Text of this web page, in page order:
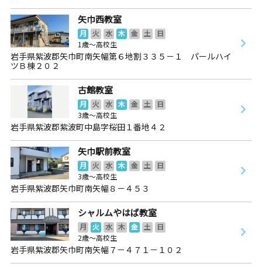
矢巾西教室
月 火 水 木 金 土
日
1歳～高校生
岩手県紫波郡矢巾町南矢幅第６地割３３５－１ パールハイ
ツＢ棟２０２
古館教室
月 火 水 木 金 土
日
3歳～高校生
岩手県紫波郡紫波町中島字桜田１番地４２
矢巾駅前教室
月 火 水 木 金 土
日
3歳～高校生
岩手県紫波郡矢巾町南矢幅８－４５３
シャルムやはば教室
月 火 水 木 金 土
日
2歳～高校生
岩手県紫波郡矢巾町南矢幅７－４７１－１０２